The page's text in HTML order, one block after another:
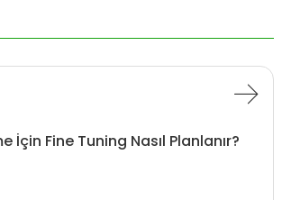
İçin Fine Tuning Nasıl Planlanır?